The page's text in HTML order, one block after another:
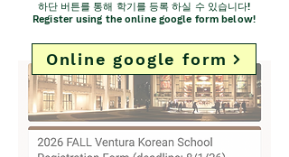
하단 버튼를 통해 학기를 등록 하실 수 있습니다!
Register using the online google form below!
Online google form